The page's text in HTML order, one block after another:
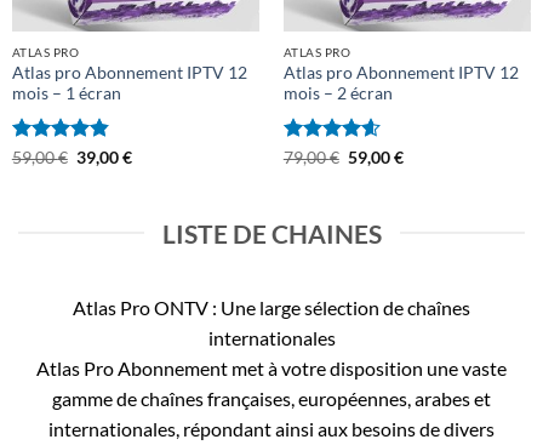
ATLAS PRO
Atlas pro Abonnement IPTV 12
mois – 1 écran
Note4.81
59,00€ Le
prix
39,00€Le
ATLAS PRO
Atlas pro Abonnement IPTV 12
mois – 2 écran
Note4.58
79,00€ Le
prix
59,00€Le
LISTE DE CHAINES
Atlas Pro ONTV : Une large sélection de chaînes
internationales
Atlas Pro Abonnement met à votre disposition une vaste
gamme de chaînes françaises, européennes, arabes et
internationales, répondant ainsi aux besoins de divers